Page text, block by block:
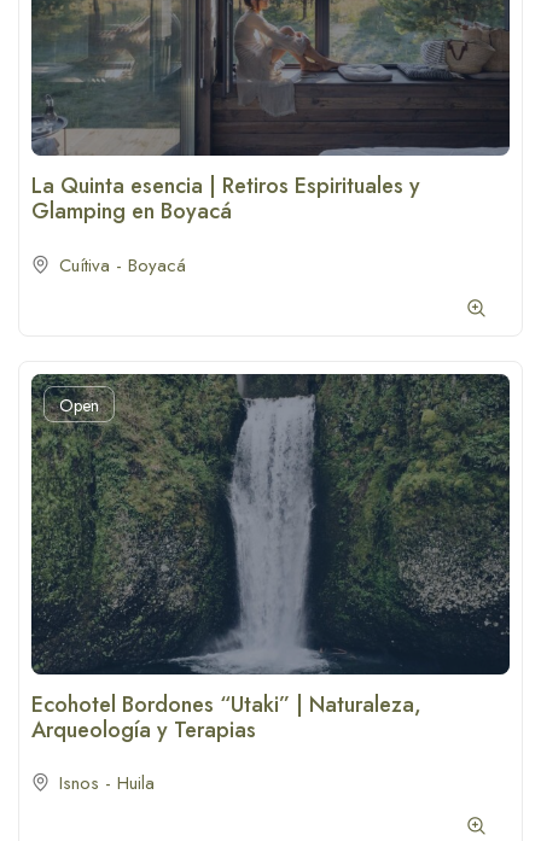
La Quinta esencia | Retiros Espirituales y
Glamping en Boyacá
Cuítiva - Boyacá
Open
Ecohotel Bordones “Utaki” | Naturaleza,
Arqueología y Terapias
Isnos - Huila